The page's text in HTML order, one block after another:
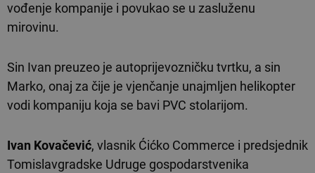
vođenje kompanije i povukao se u zasluženu
mirovinu.
Sin Ivan preuzeo je autoprijevozničku tvrtku, a sin
Marko, onaj za čije je vjenčanje unajmljen helikopter
vodi kompaniju koja se bavi PVC stolarijom.
Ivan Kovačević, vlasnik Ćićko Commerce i predsjednik
Tomislavgradske Udruge gospodarstvenika